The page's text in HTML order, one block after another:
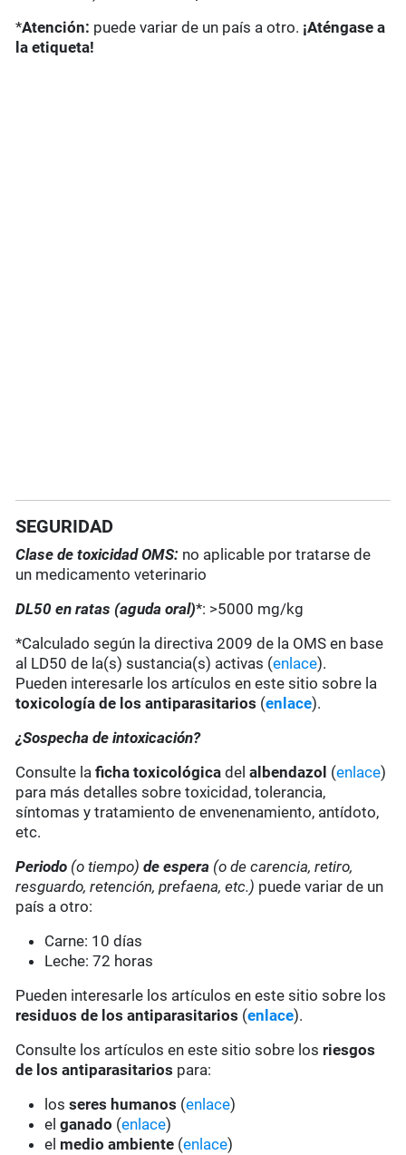
*Atención: puede variar de un país a otro. ¡Aténgase a
la etiqueta!
SEGURIDAD
Clase de toxicidad OMS: no aplicable por tratarse de
un medicamento veterinario
DL50 en ratas (aguda oral)*: >5000 mg/kg
*Calculado según la directiva 2009 de la OMS en base
al LD50 de la(s) sustancia(s) activas (enlace).
Pueden interesarle los artículos en este sitio sobre la
toxicología de los antiparasitarios (enlace).
¿Sospecha de intoxicación?
Consulte laficha toxicológica delalbendazol (enlace)
para más detalles sobre toxicidad, tolerancia,
síntomas y tratamiento de envenenamiento, antídoto,
etc.
Periodo (o tiempo) de espera (o de carencia, retiro,
resguardo, retención, prefaena, etc.) puede variar de un
país a otro:
Carne: 10 días
Leche: 72 horas
Pueden interesarle los artículos en este sitio sobre los
residuos de los antiparasitarios (enlace).
Consulte los artículos en este sitio sobre los riesgos
de los antiparasitarios para:
losseres humanos (enlace)
elganado (enlace)
el medio ambiente (enlace)